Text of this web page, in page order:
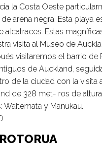
la Costa Oeste
arena negra. Esta playa
Estas
visita al Museo de
visitaremos el barrio de
de Auckland,
de la ciudad con la visita
de 328 met- ros de
y Manukau.